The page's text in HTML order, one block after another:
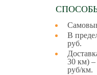
В
руб.
30 км) –
руб/км.